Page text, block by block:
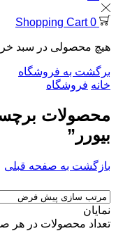
0
Shopping Cart
هیچ محصولی در سبد
برگشت به فروشگاه
خانه فروشگاه
محصولات
بیورر”
بازگشت به صفحه قبلی
نمایان
تعداد محصولات در هر